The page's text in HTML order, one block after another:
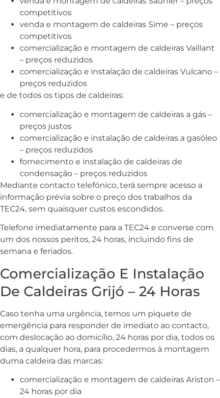
competitivos
venda e montagem de caldeiras Sime – preços
competitivos
comercialização e montagem de caldeiras Vaillant
– preços reduzidos
comercialização e instalação de caldeiras Vulcano –
preços reduzidos
e de todos os tipos de caldeiras:
comercialização e montagem de caldeiras a gás –
preços justos
comercialização e instalação de caldeiras a gasóleo
– preços reduzidos
fornecimento e instalação de caldeiras de
condensação – preços reduzidos
Mediante contacto telefónico, terá sempre acesso a
informação prévia sobre o preço dos trabalhos da
TEC24, sem quaisquer custos escondidos.
Telefone imediatamente para a TEC24 e converse com
um dos nossos peritos, 24 horas, incluindo fins de
semana e feriados.
Comercialização E Instalação
De Caldeiras Grijó – 24 Horas
Caso tenha uma urgência, temos um piquete de
emergência para responder de imediato ao contacto,
com deslocação ao domicílio, 24 horas por dia, todos os
dias, a qualquer hora, para procedermos à montagem
duma caldeira das marcas:
comercialização e montagem de caldeiras Ariston –
24 horas por dia